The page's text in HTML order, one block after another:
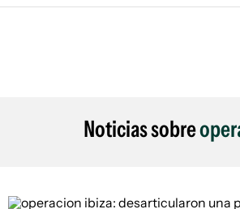
ARGENTINA
Noticias sobre